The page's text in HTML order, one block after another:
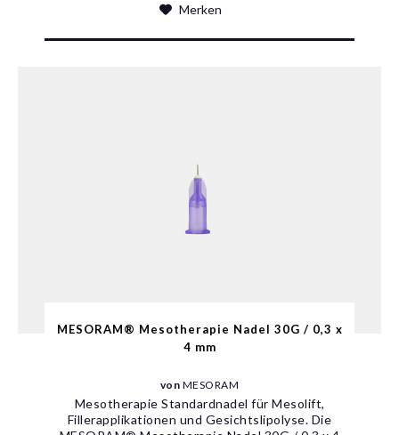
Merken
MESORAM® Mesotherapie Nadel 30G / 0,3 x
4 mm
von MESORAM
Mesotherapie Standardnadel für Mesolift,
Fillerapplikationen und Gesichtslipolyse. Die